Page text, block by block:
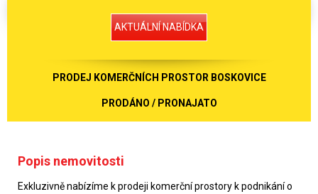
AKTUÁLNÍ NABÍDKA
PRODEJ KOMERČNÍCH PROSTOR BOSKOVICE
PRODÁNO / PRONAJATO
Popis nemovitosti
Exkluzivně nabízíme k prodeji komerční prostory k podnikání o